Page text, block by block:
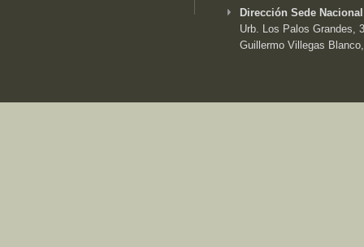
Dirección Sede
Urb. Los Palos Grandes,
Guillermo Villegas